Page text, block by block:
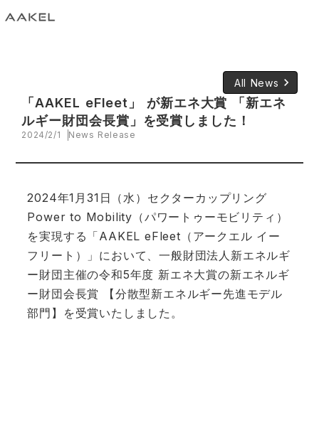
All News keyboard_arrow_right
「AAKEL eFleet」 が新エネ大賞 「新エネ
ルギー財団会長賞」を受賞しました！
2024/2/1 News Release
2024年1月31日（水）セクターカップリング
Power to Mobility（パワートゥーモビリティ）
を実現する「AAKEL eFleet​（アークエル イー
フリート）」において、一般財団法人新エネルギ
ー財団主催の令和5年度 新エネ大賞の新エネルギ
ー財団会長賞 【分散型新エネルギー先進モデル
部門】​を受賞いたしました。